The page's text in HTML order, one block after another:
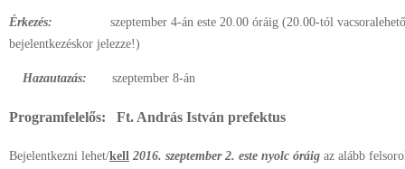
Érkezés: szeptember 4-án este 20.00 óráig (20.00-tól
bejelentkezéskor jelezze!)
Hazautazás: szeptember 8-án
Programfelelős: Ft. András István prefektus
Bejelentkezni lehet/kell 2016. szeptember 2. este nyolc óráig az alább